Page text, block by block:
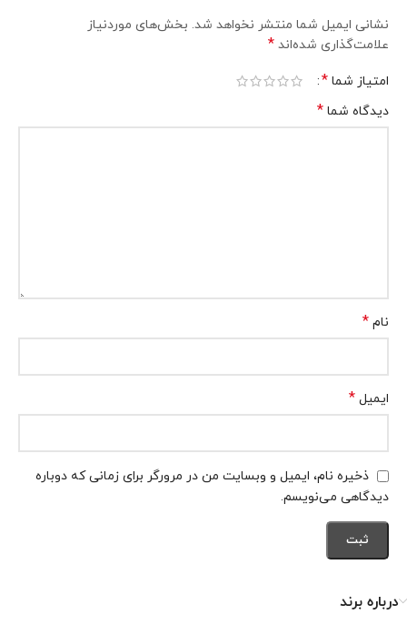
نشانی ایمیل شما منتشر نخواهد شد. بخش‌های موردنیاز
علامت‌گذاری شده‌اند *
امتیاز شما *
دیدگاه شما *
نام *
ایمیل *
ذخیره نام، ایمیل و وبسایت من در مرورگر برای زمانی که دوباره
دیدگاهی می‌نویسم.
درباره برند